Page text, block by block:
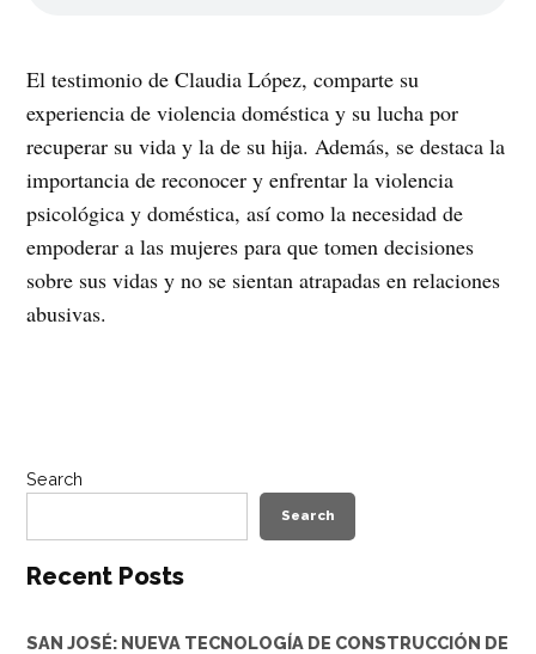
El testimonio de Claudia López, comparte su
experiencia de violencia doméstica y su lucha por
recuperar su vida y la de su hija. Además, se destaca la
importancia de reconocer y enfrentar la violencia
psicológica y doméstica, así como la necesidad de
empoderar a las mujeres para que tomen decisiones
sobre sus vidas y no se sientan atrapadas en relaciones
abusivas.
Search
Search
Recent Posts
SAN JOSÉ: NUEVA TECNOLOGÍA DE CONSTRUCCIÓN DE